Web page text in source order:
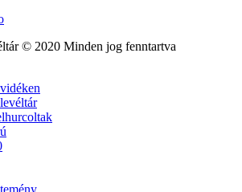
© 2020 Minden jog fenntartva